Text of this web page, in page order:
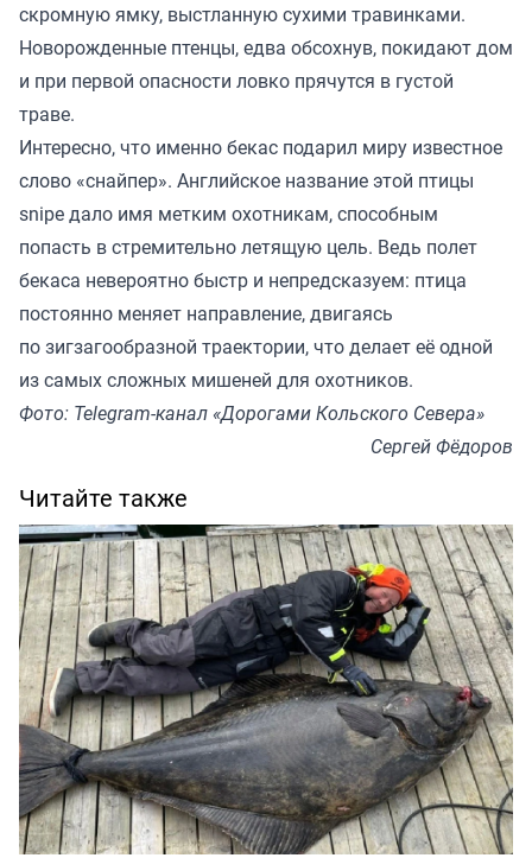
скромную ямку, выстланную сухими травинками.
Новорожденные птенцы, едва обсохнув, покидают дом
и при первой опасности ловко прячутся в густой
траве.
Интересно, что именно бекас подарил миру известное
слово «снайпер». Английское название этой птицы
snipe дало имя метким охотникам, способным
попасть в стремительно летящую цель. Ведь полет
бекаса невероятно быстр и непредсказуем: птица
постоянно меняет направление, двигаясь
по зигзагообразной траектории, что делает её одной
из самых сложных мишеней для охотников.
Фото: Telegram-канал «Дорогами Кольского Севера»
Сергей Фёдоров
Читайте также